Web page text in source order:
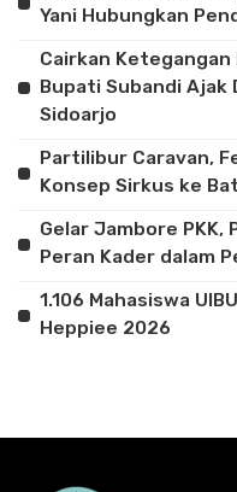
Yani Hubungkan
Cairkan
Bupati Subandi Ajak
Sidoarjo
Partilibur Caravan,
Konsep Sirkus ke
Gelar Jambore PKK,
Peran Kader dalam
1.106 Mahasiswa
Heppiee 2026